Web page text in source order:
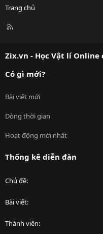
Trang chủ
R
Zix.vn - Học Vật lí
Có gì mới?
Bài viết mới
Dòng thời gian
Hoạt động mới nhất
Thống kê diễn đàn
Chủ đề
Bài viết
Thành viên